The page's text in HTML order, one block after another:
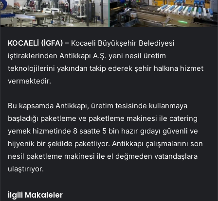
KOCAELİ (İGFA) – Kocaeli Büyükşehir Belediyesi
iştiraklerinden Antikkapı A.Ş. yeni nesil üretim
teknolojilerini yakından takip ederek şehir halkına hizmet
vermektedir.
Bu kapsamda Antikkapı, üretim tesisinde kullanmaya
başladığı paketleme ve paketleme makinesi ile catering
yemek hizmetinde 8 saatte 5 bin hazır gıdayı güvenli ve
hijyenik bir şekilde paketliyor. Antikkapı çalışmalarını son
nesil paketleme makinesi ile el değmeden vatandaşlara
ulaştırıyor.
İlgili Makaleler